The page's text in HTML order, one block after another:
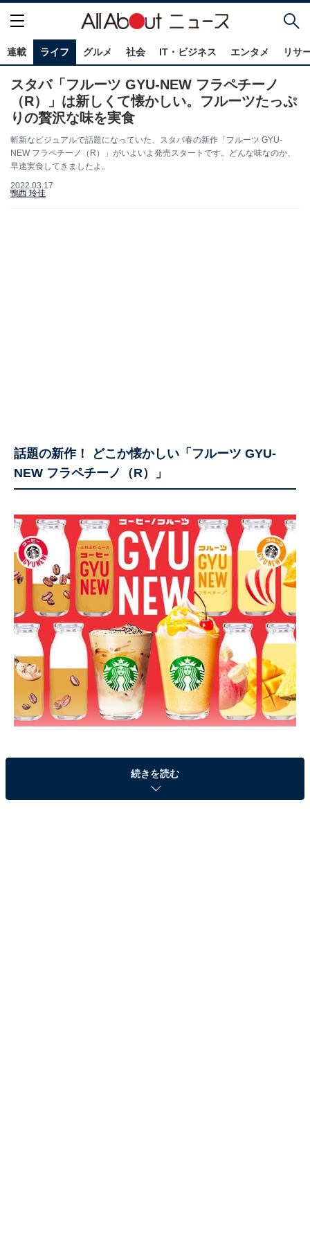
連載 ライフ グルメ 社会 IT・ビジネス エンタメ リサ
スタバ「フルーツ GYU-NEW フラペチーノ
（R）」は新しくて懐かしい。フルーツたっぷ
りの贅沢な味を実食
斬新なビジュアルで話題になっていた、スタバ春の新作「フルーツ GYU-
NEW フラペチーノ（R）」がいよいよ発売スタートです。どんな味なのか、
早速実食してきましたよ。
2022.03.17
鴨西 玲佳
話題の新作！ どこか懐かしい「フルーツ GYU-
NEW フラペチーノ（R）」
斬新なビジュアルで話題になっていた、スタバ春の新作
「フルーツ GYU-NEW フラペチーノ（R）」がいよいよ
続きを読む